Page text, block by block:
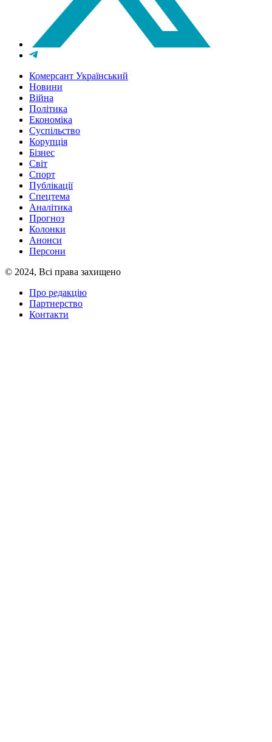
Комерсант Український
Новини
Війна
Політика
Економіка
Суспільство
Корупція
Бізнес
Світ
Спорт
Публікації
Спецтема
Аналітика
Прогноз
Колонки
Анонси
Персони
© 2024, Всі права захищено
Про редакцію
Партнерство
Контакти